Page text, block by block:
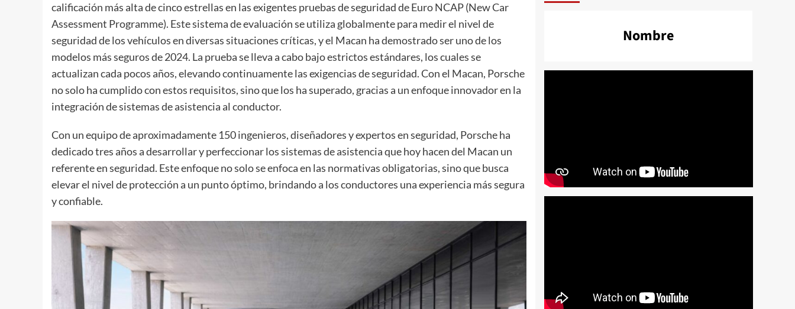
calificación más alta de cinco estrellas en las exigentes pruebas de seguridad de Euro NCAP (New Car
Assessment Programme). Este sistema de evaluación se utiliza globalmente para medir el nivel de
seguridad de los vehículos en diversas situaciones críticas, y el Macan ha demostrado ser uno de los
modelos más seguros de 2024. La prueba se lleva a cabo bajo estrictos estándares, los cuales se
actualizan cada pocos años, elevando continuamente las exigencias de seguridad. Con el Macan, Porsche
no solo ha cumplido con estos requisitos, sino que los ha superado, gracias a un enfoque innovador en la
integración de sistemas de asistencia al conductor.
Con un equipo de aproximadamente 150 ingenieros, diseñadores y expertos en seguridad, Porsche ha
dedicado tres años a desarrollar y perfeccionar los sistemas de asistencia que hoy hacen del Macan un
referente en seguridad. Este enfoque no solo se enfoca en las normativas obligatorias, sino que busca
elevar el nivel de protección a un punto óptimo, brindando a los conductores una experiencia más segura
y confiable.
Nombre